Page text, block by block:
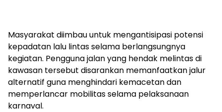
Masyarakat diimbau untuk mengantisipasi potensi
kepadatan lalu lintas selama berlangsungnya
kegiatan. Pengguna jalan yang hendak melintas di
kawasan tersebut disarankan memanfaatkan jalur
alternatif guna menghindari kemacetan dan
memperlancar mobilitas selama pelaksanaan
karnaval.